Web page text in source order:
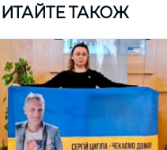
ТАКОЖ